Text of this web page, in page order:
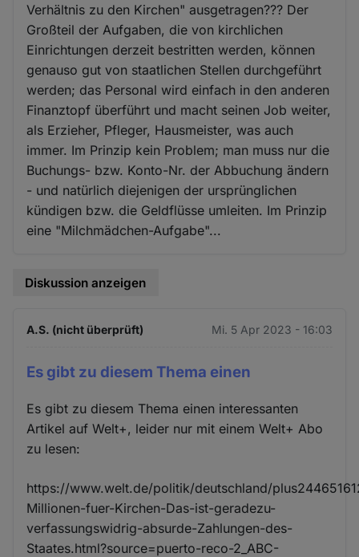
Verhältnis zu den Kirchen" ausgetragen??? Der
Großteil der Aufgaben, die von kirchlichen
Einrichtungen derzeit bestritten werden, können
genauso gut von staatlichen Stellen durchgeführt
werden; das Personal wird einfach in den anderen
Finanztopf überführt und macht seinen Job weiter,
als Erzieher, Pfleger, Hausmeister, was auch
immer. Im Prinzip kein Problem; man muss nur die
Buchungs- bzw. Konto-Nr. der Abbuchung ändern
- und natürlich diejenigen der ursprünglichen
kündigen bzw. die Geldflüsse umleiten. Im Prinzip
eine "Milchmädchen-Aufgabe"...
Diskussion anzeigen
A.S. (nicht überprüft) Mi. 5 Apr 2023 - 16:03
Es gibt zu diesem Thema einen
Es gibt zu diesem Thema einen interessanten
Artikel auf Welt+, leider nur mit einem Welt+ Abo
zu lesen:
https://www.welt.de/politik/deutschland/
Millionen-fuer-Kirchen-Das-ist-geradezu-
verfassungswidrig-absurde-Zahlungen-des-
Staates.html?source=puerto-reco-2_ABC-